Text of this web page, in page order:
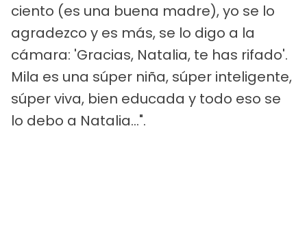
ciento (es una buena madre), yo se lo
agradezco y es más, se lo digo a la
cámara: 'Gracias, Natalia, te has rifado'.
Mila es una súper niña, súper inteligente,
súper viva, bien educada y todo eso se
lo debo a Natalia…".